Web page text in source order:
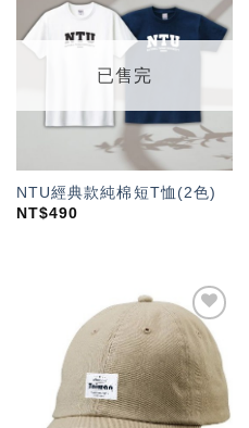
加入
「願
望輕
單」
已售完
NTU經典款純棉短T恤(2色)
NT$490
加入
「願
望輕
單」